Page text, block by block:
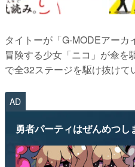
タイトーが「G-MODEアー
冒険する少女「ニコ」が傘を
で全32ステージを駆け抜けて
AD
勇者パーティはぜんめつし